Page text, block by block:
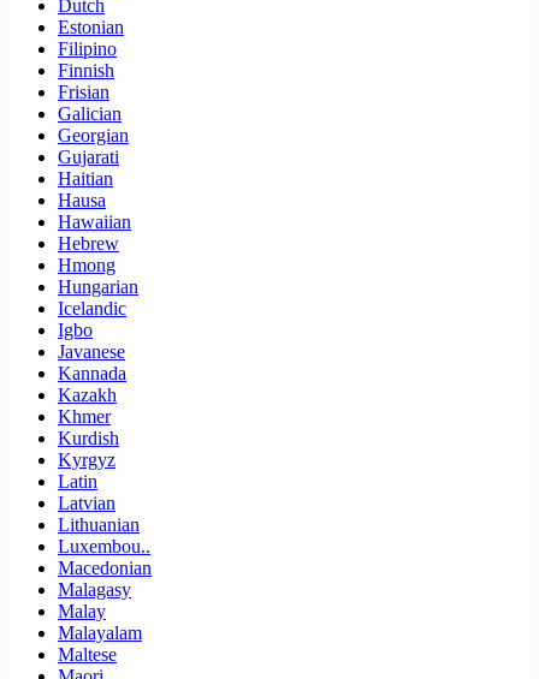
Dutch
Estonian
Filipino
Finnish
Frisian
Galician
Georgian
Gujarati
Haitian
Hausa
Hawaiian
Hebrew
Hmong
Hungarian
Icelandic
Igbo
Javanese
Kannada
Kazakh
Khmer
Kurdish
Kyrgyz
Latin
Latvian
Lithuanian
Luxembou..
Macedonian
Malagasy
Malay
Malayalam
Maltese